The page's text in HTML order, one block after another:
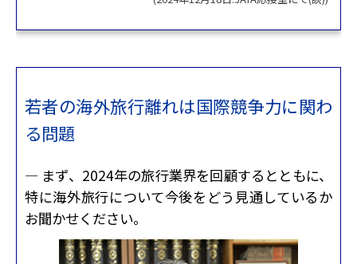
若者の海外旅行離れは国際競争力に関わ
る問題
— まず、2024年の旅行業界を回顧するとともに、
特に海外旅行について今後をどう見通しているか
お聞かせください。